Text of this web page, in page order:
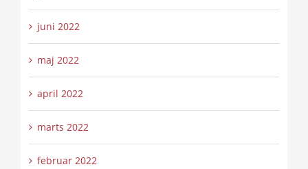
juni 2022
maj 2022
april 2022
marts 2022
februar 2022